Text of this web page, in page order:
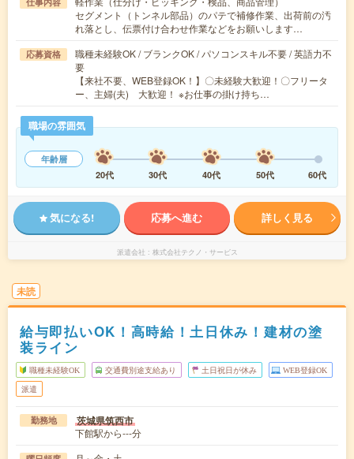
セグメント（トンネル部品）のパテで補修作業、出荷前の汚
れ落とし、伝票付け合わせ作業などをお願いします…
応募資格
職種未経験OK / ブランクOK / パソコンスキル不要 / 英語力不
要
【来社不要、WEB登録OK！】〇未経験大歓迎！〇フリータ
ー、主婦(夫) 大歓迎！ ※お仕事の掛け持ち…
職場の雰囲気
年齢層
20代
30代 40代 50代 60代
気になる! 応募へ進む 詳しく見る
派遣会社 株式会社テクノ・サービス
未読
給与即払いOK！高時給！土日休み！建材の塗
装ライン
職種未経験OK 交通費別途支給あり 土日祝日が休み WEB登録OK
派遣
勤務地 茨城県筑西市
下館駅から---分